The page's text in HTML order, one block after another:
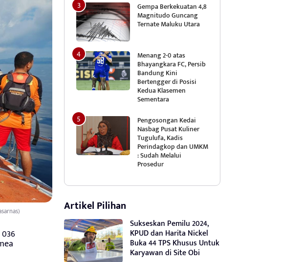
Gempa Berkekuatan 4,8
Magnitudo Guncang
Ternate Maluku Utara
Menang 2-0 atas
Bhayangkara FC, Persib
Bandung Kini
Bertengger di Posisi
Kedua Klasemen
Sementara
Pengosongan Kedai
Nasbag Pusat Kuliner
Tugulufa, Kadis
Perindagkop dan UMKM
: Sudah Melalui
Prosedur
Artikel Pilihan
Sukseskan Pemilu 2024,
KPUD dan Harita Nickel
Buka 44 TPS Khusus Untuk
Karyawan di Site Obi